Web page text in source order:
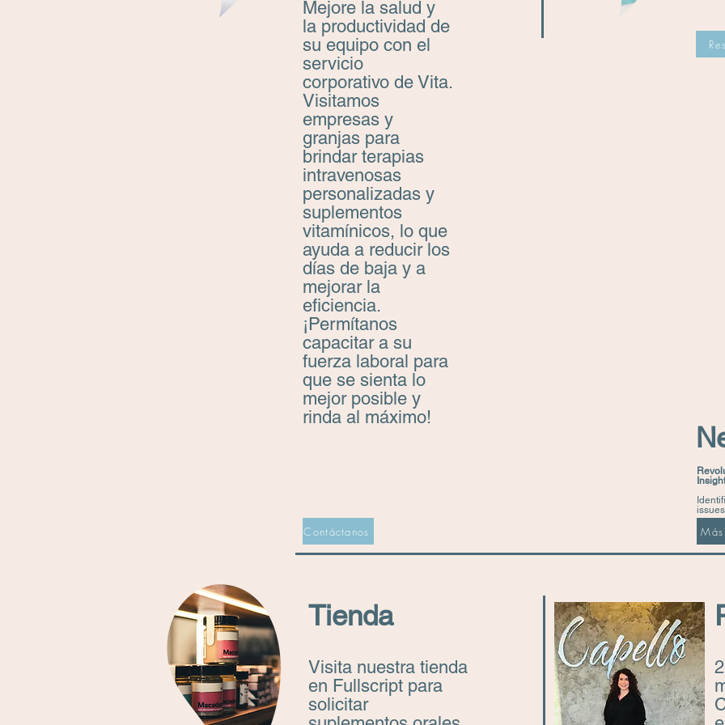
Mejore la salud y
la productividad de
su equipo con el
servicio
corporativo de Vita.
Visitamos
empresas y
granjas para
brindar terapias
intravenosas
personalizadas y
suplementos
vitamínicos, lo que
ayuda a reducir los
días de baja y a
mejorar la
eficiencia.
¡Permítanos
capacitar a su
fuerza laboral para
que se sienta lo
mejor posible y
rinda al máximo!
Contáctanos Más
Tienda
Visita nuestra tienda
en Fullscript para
solicitar